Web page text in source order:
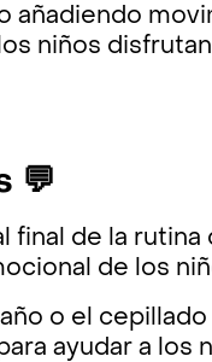
añadiendo
niños
💬
final de la
de los
o el
ayudar a los